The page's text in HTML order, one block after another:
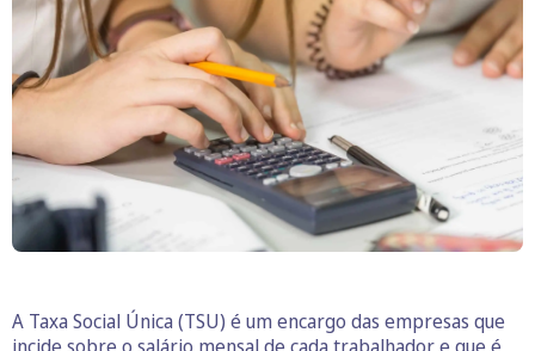
A Taxa Social Única (TSU) é um encargo das empresas que